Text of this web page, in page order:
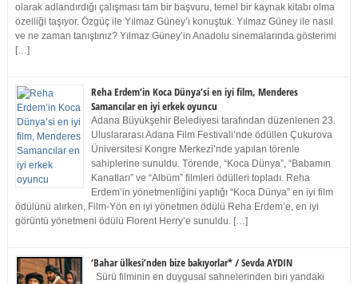
olarak adlandırdığı çalışması tam bir başvuru, temel bir kaynak kitabı olma
özelliği taşıyor. Özgüç ile Yılmaz Güney’i konuştuk. Yılmaz Güney ile nasıl
ve ne zaman tanıştınız? Yılmaz Güney’in Anadolu sinemalarında gösterimi
[…]
Reha Erdem’in Koca Dünya’si en iyi film, Menderes
Samancılar en iyi erkek oyuncu
Adana Büyükşehir Belediyesi tarafından düzenlenen 23.
Uluslararası Adana Film Festivali’nde ödüllen Çukurova
Üniversitesi Kongre Merkezi’nde yapılan törenle
sahiplerine sunuldu. Törende, “Koca Dünya”, “Babamın
Kanatları” ve “Albüm” filmleri ödülleri topladı. Reha
Erdem’in yönetmenliğini yaptığı “Koca Dünya” en iyi film
ödülünü alırken, Film-Yön en iyi yönetmen ödülü Reha Erdem’e, en iyi
görüntü yönetmeni ödülü Florent Herry’e sunuldu. […]
‘Bahar ülkesi’nden bize bakıyorlar* / Sevda AYDIN
Sürü filminin en duygusal sahnelerinden biri yandaki